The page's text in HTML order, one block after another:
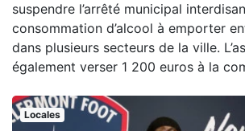
suspendre l’arrêté municipal
consommation d’alcool à emporter
dans plusieurs secteurs de la ville.
également verser 1 200 euros à la
Locales